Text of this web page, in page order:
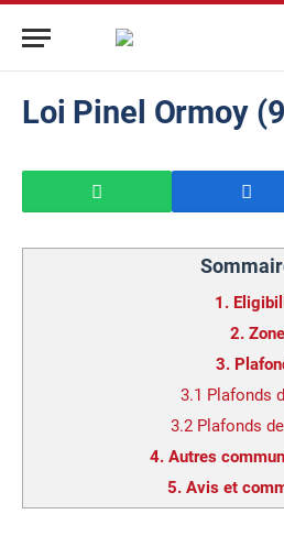
Loi Pinel Ormoy
1.
2. Zone
3.
3.1 Plafonds
3.2 Plafonds
4. Autres
5. Avis et